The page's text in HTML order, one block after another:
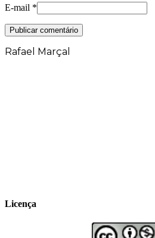
E-mail *
Rafael Marçal
Licença